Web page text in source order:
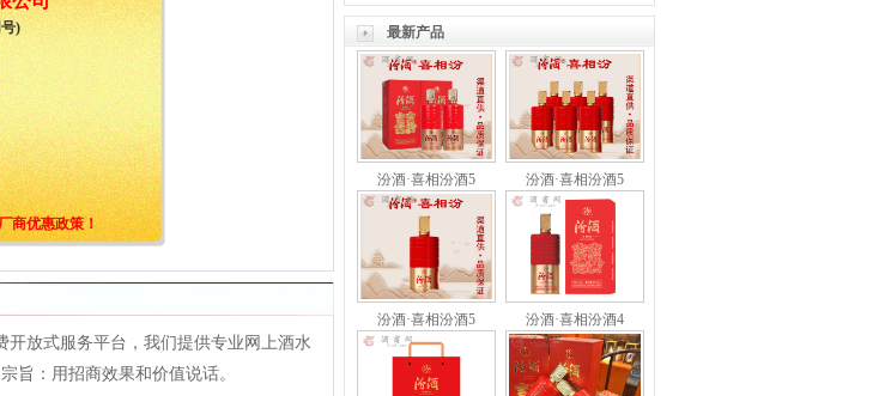
)
商优惠政策！
放式服务平台，我们提供专业网上酒水
旨：用招商效果和价值说话。
最新产品
汾酒·喜相汾酒5 汾酒·喜相汾酒5
汾酒·喜相汾酒5 汾酒·喜相汾酒4